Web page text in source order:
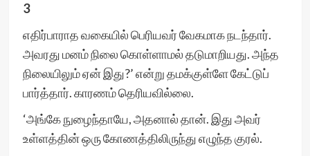
3
எதிர்பாராத வகையில் பெரியவர் வேகமாக நடந்தார்.
அவரது மனம் நிலை கொள்ளாமல் தடுமாறியது. அந்த
நிலையிலும் ஏன் இது?’ என்று தமக்குள்ளே கேட்டுப்
பார்த்தார். காரணம் தெரியவில்லை.
‘அங்கே நுழைந்தாயே, அதனால் தான். இது அவர்
உள்ளத்தின் ஒரு கோணத்திலிருந்து எழுந்த குரல்.